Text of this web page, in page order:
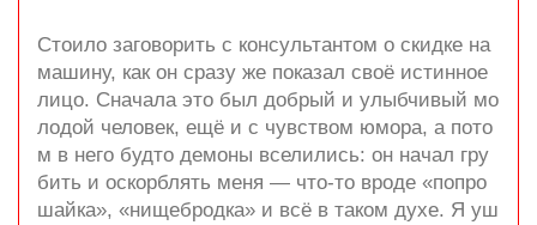
Стоило заговорить с консультантом о скидке на
машину, как он сразу же показал своё истинное
лицо. Сначала это был добрый и улыбчивый мо
лодой человек, ещё и с чувством юмора, а пото
м в него будто демоны вселились: он начал гру
бить и оскорблять меня — что-то вроде «попро
шайка», «нищебродка» и всё в таком духе. Я уш